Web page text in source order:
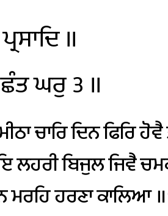
॥
ਛੰਤਘਰੁ੩ ॥
ਚਾਰਿਦਿਨਫਿਰਿਹੋਵੈ
ਲਹਰੀਬਿਜੁਲਜਿਵੈ
ਮਰਹਿਹਰਣਾਕਾਲਿਆ